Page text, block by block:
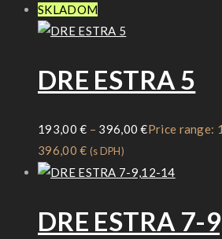
SKLADOM
DRE ESTRA 5
193,00€ – 396,00€Price range:
396,00 € (s DPH)
DRE ESTRA 7-